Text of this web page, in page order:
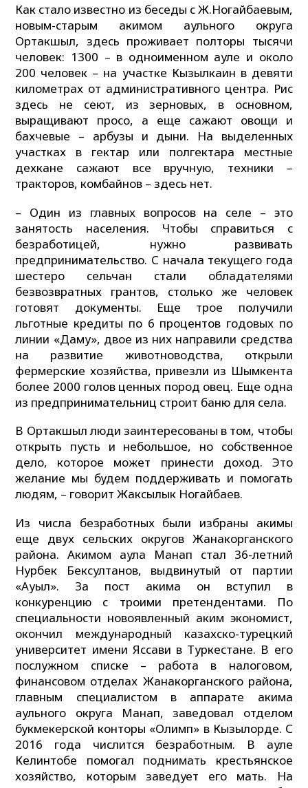
Как стало известно из беседы с Ж.Ногайбаевым,
новым-старым акимом аульного округа
Ортакшыл, здесь проживает полторы тысячи
человек: 1300 – в одноименном ауле и около
200 человек – на участке Кызылкаин в девяти
километрах от административного центра. Рис
здесь не сеют, из зерновых, в основном,
выращивают просо, а еще сажают овощи и
бахчевые – арбузы и дыни. На выделенных
участках в гектар или полгектара местные
дехкане сажают все вручную, техники –
тракторов, комбайнов – здесь нет.
– Один из главных вопросов на селе – это
занятость населения. Чтобы справиться с
безработицей, нужно развивать
предпринимательство. С начала текущего года
шестеро сельчан стали обладателями
безвозвратных грантов, столько же человек
готовят документы. Еще трое получили
льготные кредиты по 6 процентов годовых по
линии «Даму», двое из них направили средства
на развитие животноводства, открыли
фермерские хозяйства, привезли из Шымкента
более 2000 голов ценных пород овец. Еще одна
из предпринимательниц строит баню для села.
В Ортакшыл люди заинтересованы в том, чтобы
открыть пусть и небольшое, но собственное
дело, которое может принести доход. Это
желание мы будем поддерживать и помогать
людям, – говорит Жаксылык Ногайбаев.
Из числа безработных были избраны акимы
еще двух сельских округов Жанакорганского
района. Акимом аула Манап стал 36-летний
Нурбек Бексултанов, выдвинутый от партии
«Ауыл». За пост акима он вступил в
конкуренцию с троими претендентами. По
специальности новоявленный аким экономист,
окончил международный казахско-турецкий
университет имени Яссави в Туркестане. В его
послужном списке – работа в налоговом,
финансовом отделах Жанакорганского района,
главным специалистом в аппарате акима
аульного округа Манап, заведовал отделом
букмекерской конторы «Олимп» в Кызылорде. С
2016 года числится безработным. В ауле
Келинтобе помогал поднимать крестьянское
хозяйство, которым заведует его мать. На